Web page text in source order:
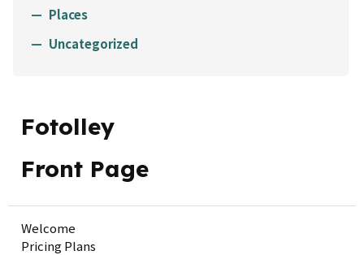
Places
Uncategorized
Fotolley
Front Page
Welcome
Pricing Plans